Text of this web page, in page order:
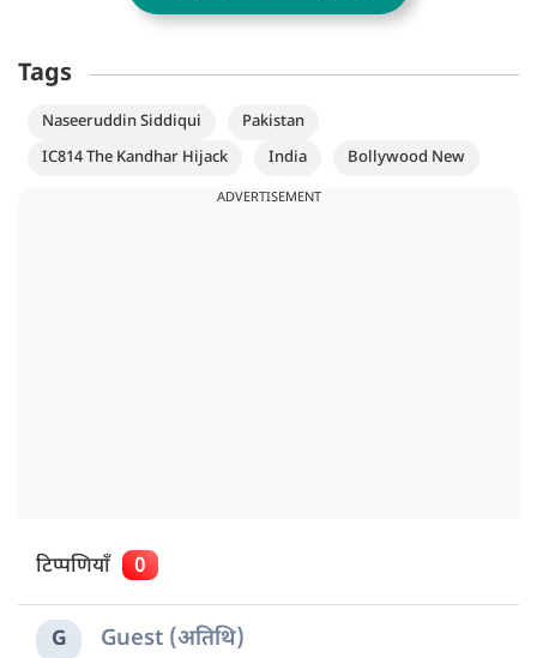
Tags
Naseeruddin Siddiqui
Pakistan
IC814 The Kandhar Hijack
India Bollywood New
ADVERTISEMENT
टिप्पणियाँ 0
G Guest (अतिथि)